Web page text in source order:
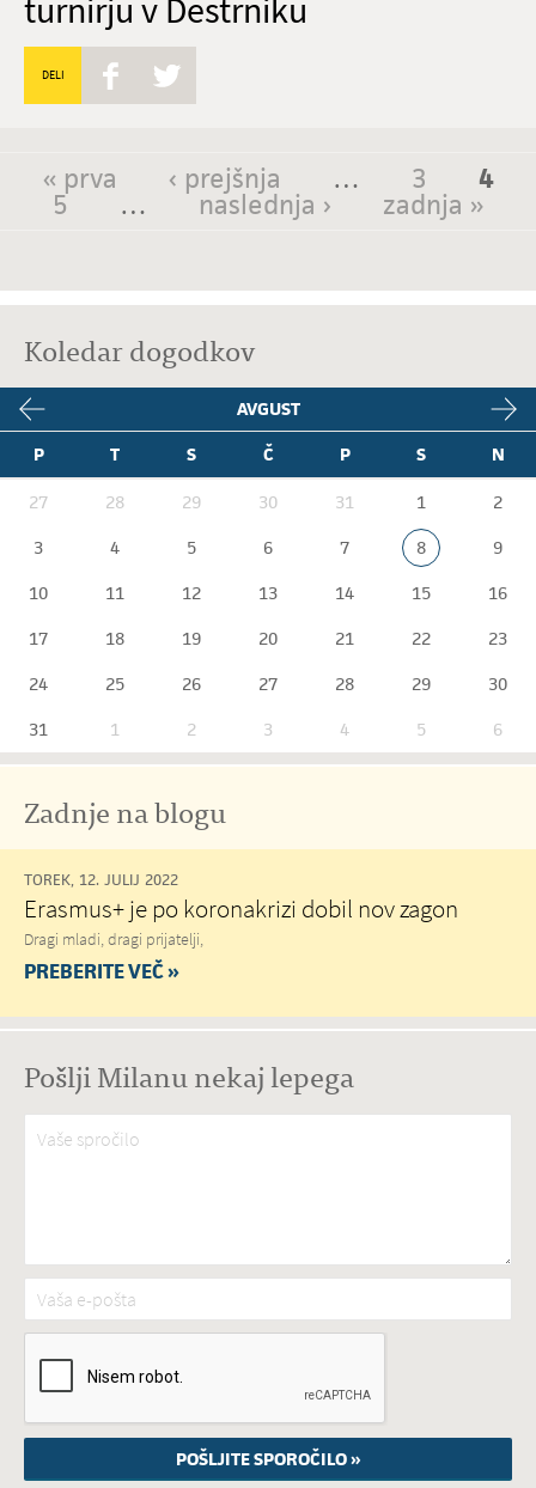
turnirju v Destrniku
DELI
Strani
« prva ‹ prejšnja … 3 4
5 … naslednja › zadnja »
Koledar dogodkov
AVGUST
P
T S Č P S N
27 28 29 30 31 1
2
3
4 5 6 7 8
9
10
11 12 13 14 15
16
17
18 19 20 21 22
23
24
25 26 27 28 29
30
31
1 2 3 4 5 6
Zadnje na blogu
TOREK, 12. JULIJ 2022
Erasmus+ je po koronakrizi dobil nov zagon
Dragi mladi, dragi prijatelji,
PREBERITE VEČ »
Pošlji Milanu nekaj lepega
Vaše spročilo*
Vaša e-pošta*